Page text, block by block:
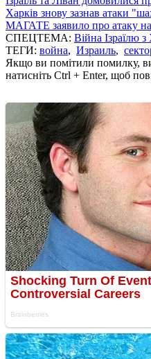
Харків знову зазнав атаки
МАГАТЕ заявило про атаку
СПЕЦТЕМА: Війна Ізраїлю
ТЕГИ: война, Израиль,
Якщо ви помітили помилку,
натисніть Ctrl + Enter, щоб